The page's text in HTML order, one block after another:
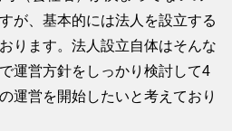
が、基本的には法人を設立する
ります。法人設立自体はそんな
運営方針をしっかり検討して4
運営を開始したいと考えており